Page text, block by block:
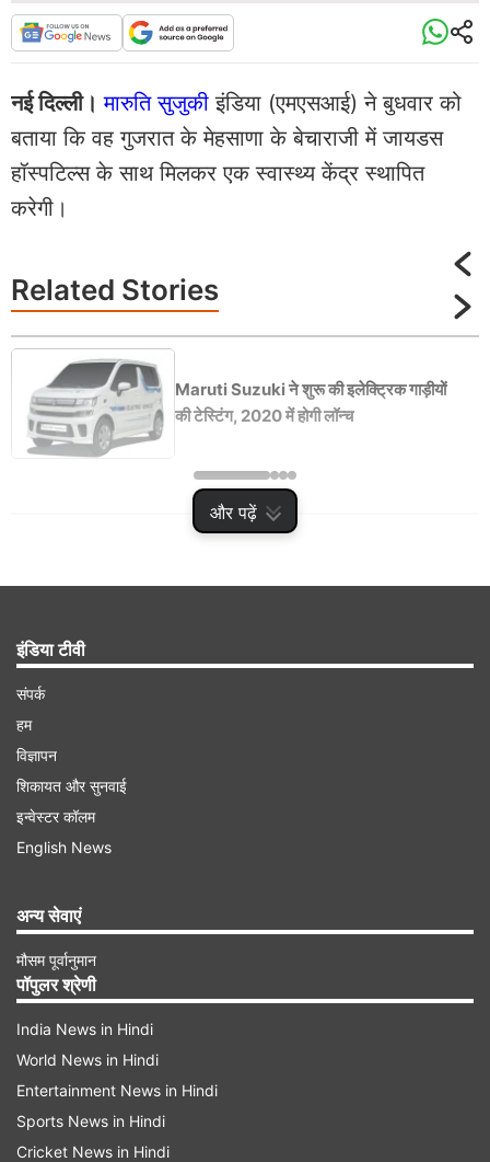
और पढ़ें
नई दिल्‍ली। मारुति सुजुकीइंडिया (एमएसआई) ने बुधवार को
बताया कि वह गुजरात के मेहसाणा के बेचाराजी में जायडस
हॉस्पटिल्स के साथ मिलकर एक स्वास्थ्य केंद्र स्थापित
करेगी।
Related Stories
Maruti Suzuki ने शुरू की इलेक्ट्रिक गाड़ीयों
की टेस्टिंग, 2020 में होगी लॉन्च
कंपनी ने एक बयान में कहा है कि मारुति सुजुकी इंडिया
(एमएसआई) की कॉरपोरेट सामाजिक दायित्व (सीएसआर)
इकाई इस स्वास्थ्य केंद्र का वित्त पोषण करेगी। इसका
प्रबंधन और परिचालन जायडस अस्पताल के माध्यम से
रमनभाई फाउंडेशन करेगा।
एमएसआई के प्रबंध निदेशक केनिची आयुकावा ने कहा कि
जल एवं स्वच्छता, बुनियादी ढांचे के विकास और शिक्षा क्षेत्र में
इंडिया टीवी
संपर्क
हम
विज्ञापन
शिकायत और सुनवाई
इन्वेस्टर कॉलम
English News
अन्य सेवाएं
मौसम पूर्वानुमान
पॉपुलर श्रेणी
India News in Hindi
World News in Hindi
Entertainment News in Hindi
Sports News in Hindi
Cricket News in Hindi